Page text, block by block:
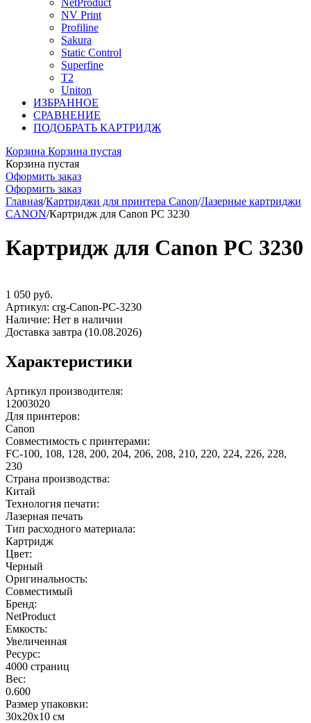
NetProduct
NV Print
Profiline
Sakura
Static Control
Superfine
T2
Uniton
ИЗБРАННОЕ
СРАВНЕНИЕ
ПОДОБРАТЬ КАРТРИДЖ
Корзина Корзина пустая
Корзина пустая
Оформить заказ
Оформить заказ
Главная/Картриджи для принтера Canon/Лазерные картриджи
CANON/Картридж для Canon PC 3230
Картридж для Canon PC 3230
1 050 руб.
Артикул: crg-Canon-PC-3230
Наличие: Нет в наличии
Доставка завтра (10.08.2026)
Характеристики
Артикул производителя:
12003020
Для принтеров:
Canon
Совместимость с принтерами:
FC-100, 108, 128, 200, 204, 206, 208, 210, 220, 224, 226, 228,
230
Страна производства:
Китай
Технология печати:
Лазерная печать
Тип расходного материала:
Картридж
Цвет:
Черный
Оригинальность:
Совместимый
Бренд:
NetProduct
Емкость:
Увеличенная
Ресурс:
4000 страниц
Вес:
0.600
Размер упаковки:
30x20x10 см